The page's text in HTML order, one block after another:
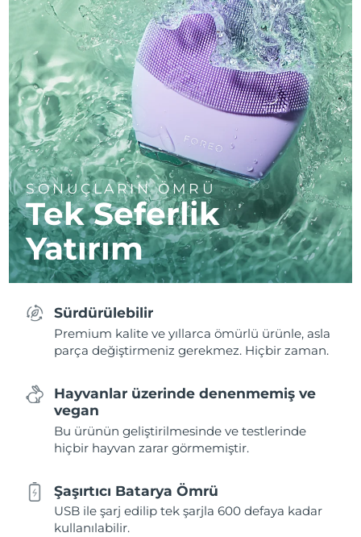
SONUÇLARIN ÖMRÜ
Tek Seferlik
Yatırım
Sürdürülebilir
Premium kalite ve yıllarca ömürlü ürünle, asla
parça değiştirmeniz gerekmez. Hiçbir zaman.
Hayvanlar üzerinde denenmemiş ve
vegan
Bu ürünün geliştirilmesinde ve testlerinde
hiçbir hayvan zarar görmemiştir.
Şaşırtıcı Batarya Ömrü
USB ile şarj edilip tek şarjla 600 defaya kadar
kullanılabilir.